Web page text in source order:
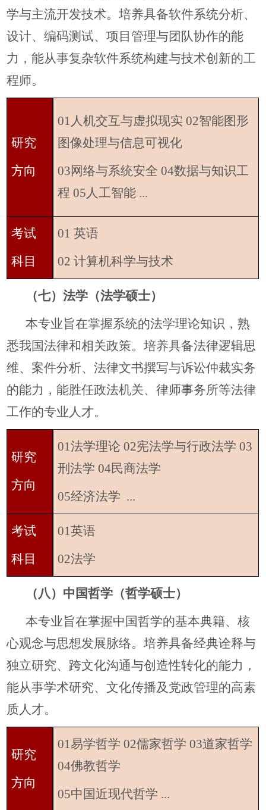
学与主流开发技术。培养具备软件系统分析、
设计、编码测试、项目管理与团队协作的能
力，能从事复杂软件系统构建与技术创新的工
程师。
研究
方向
01人机交互与虚拟现实 02智能图形
图像处理与信息可视化
03网络与系统安全 04数据与知识工
程 05人工智能 ...
考试
科目
01 英语
02 计算机科学与技术
（七）法学（法学硕士）
本专业旨在掌握系统的法学理论知识，熟
悉我国法律和相关政策。培养具备法律逻辑思
维、案件分析、法律文书撰写与诉讼仲裁实务
的能力，能胜任政法机关、律师事务所等法律
工作的专业人才。
研究
方向
01法学理论 02宪法学与行政法学 03
刑法学 04民商法学
05经济法学 ...
考试
科目
01英语
02法学
（八）中国哲学（哲学硕士）
本专业旨在掌握中国哲学的基本典籍、核
心观念与思想发展脉络。培养具备经典诠释与
独立研究、跨文化沟通与创造性转化的能力，
能从事学术研究、文化传播及党政管理的高素
质人才。
研究
方向
01易学哲学 02儒家哲学 03道家哲学
04佛教哲学
05中国近现代哲学 ...